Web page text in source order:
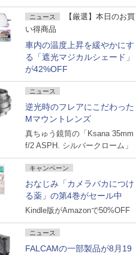
ニュース
【厳選】本日のお買
い得商品
車内の温度上昇を緩やかにす
る「遮光マジカルシェード」
が42%OFF
ニュース
逆光時のフレアにこだわった
Mマウントレンズ
真ちゅう鏡筒の「Ksana 35mm
f/2 ASPH. シルバークローム」
キャンペーン
おなじみ「カメラバカにつけ
る薬」の第4巻がセール中
Kindle版がAmazonで50%OFF
ニュース
FALCAMの一部製品が8月19